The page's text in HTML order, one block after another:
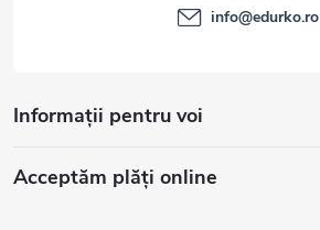
Informații pentru voi
Acceptăm plăţi online
info@edurko.ro